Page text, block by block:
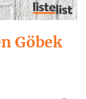
Göbek